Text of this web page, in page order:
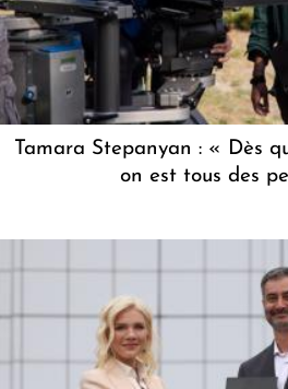
Tamara Stepanyan : « Dès
on est tous des